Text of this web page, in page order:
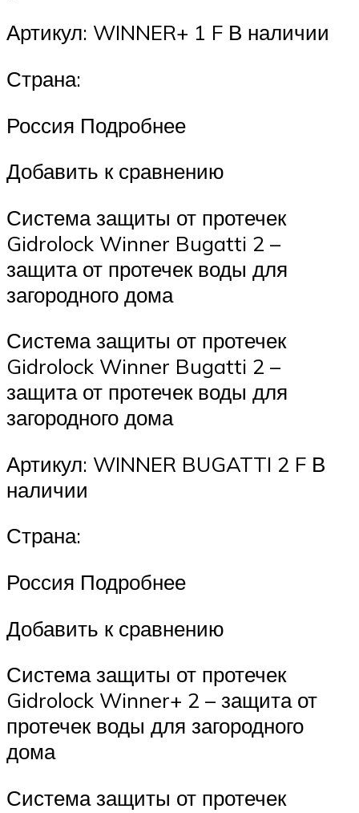
Артикул: WINNER+ 1 F В наличии
Страна:
Россия Подробнее
Добавить к сравнению
Система защиты от протечек
Gidrolock Winner Bugatti 2 –
защита от протечек воды для
загородного дома
Система защиты от протечек
Gidrolock Winner Bugatti 2 –
защита от протечек воды для
загородного дома
Артикул: WINNER BUGATTI 2 F В
наличии
Страна:
Россия Подробнее
Добавить к сравнению
Система защиты от протечек
Gidrolock Winner+ 2 – защита от
протечек воды для загородного
дома
Система защиты от протечек